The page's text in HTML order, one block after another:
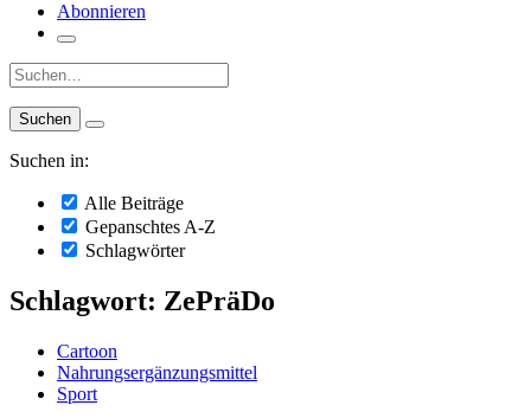
Abonnieren
Suche:
Suchen in:
Alle Beiträge
Gepanschtes A-Z
Schlagwörter
Schlagwort: ZePräDo
Cartoon
Nahrungsergänzungsmittel
Sport